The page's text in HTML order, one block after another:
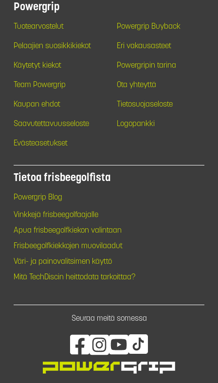
Powergrip
Tuotearvostelut Powergrip Buyback
Pelaajien suosikkikiekot Eri vakausasteet
Käytetyt kiekot Powergripin tarina
Team Powergrip Ota yhteyttä
Kaupan ehdot Tietosuojaseloste
Saavutettavuusseloste Logopankki
Evästeasetukset
Tietoa frisbeegolfista
Powergrip Blog
Vinkkejä frisbeegolfaajalle
Apua frisbeegolfkiekon valintaan
Frisbeegolfkiekkojen muovilaadut
Väri- ja painovalitsimen käyttö
Mitä TechDiscin heittodata tarkoittaa?
Seuraa meitä somessa